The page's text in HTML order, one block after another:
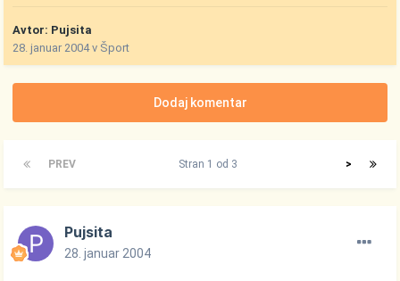
Avtor: Pujsita
28. januar 2004v Šport
Dodaj komentar
PREV >
Stran 1 od 3
Pujsita
28. januar 2004